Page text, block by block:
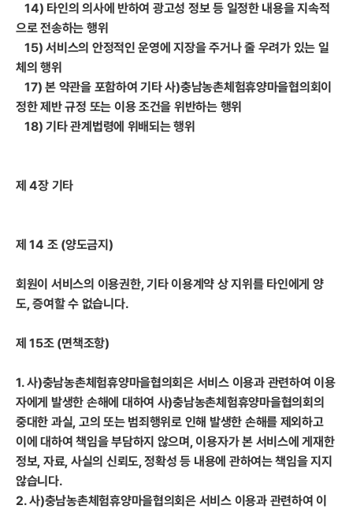
14) 타인의 의사에 반하여 광고성 정보 등 일정한 내용을 지속적
으로 전송하는 행위
15) 서비스의 안정적인 운영에 지장을 주거나 줄 우려가 있는 일
체의 행위
17) 본 약관을 포함하여 기타 사)충남농촌체험휴양마을협의회이
정한 제반 규정 또는 이용 조건을 위반하는 행위
18) 기타 관계법령에 위배되는 행위
제 4장 기타
제 14 조 (양도금지)
회원이 서비스의 이용권한, 기타 이용계약 상 지위를 타인에게 양
도, 증여할 수 없습니다.
제 15조 (면책조항)
1. 사)충남농촌체험휴양마을협의회은 서비스 이용과 관련하여 이용
자에게 발생한 손해에 대하여 사)충남농촌체험휴양마을협의회의
중대한 과실, 고의 또는 범죄행위로 인해 발생한 손해를 제외하고
이에 대하여 책임을 부담하지 않으며, 이용자가 본 서비스에 게재한
정보, 자료, 사실의 신뢰도, 정확성 등 내용에 관하여는 책임을 지지
않습니다.
2. 사)충남농촌체험휴양마을협의회은 서비스 이용과 관련하여 이